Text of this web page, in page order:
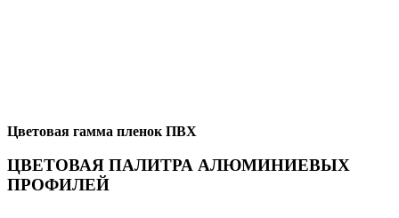
Цветовая гамма пленок ПВХ
ЦВЕТОВАЯ ПАЛИТРА АЛЮМИНИЕВЫХ
ПРОФИЛЕЙ